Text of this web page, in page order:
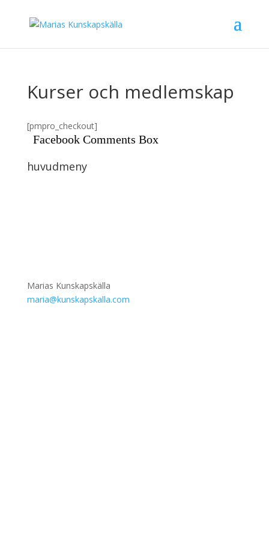
Kurser och medlemskap
[pmpro_checkout]
Facebook Comments Box
huvudmeny
Marias Kunskapskälla
maria@kunskapskalla.com